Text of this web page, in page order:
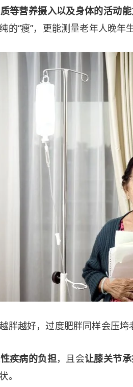
等营养摄入以及身体的活动
的“瘦”，更能测量老年人晚年
胖越好，过度肥胖同样会压垮
疾病的负担，且会让膝关节
。